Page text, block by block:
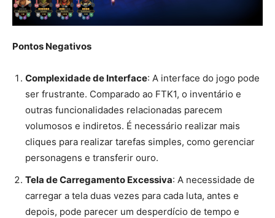
Pontos Negativos
Complexidade de Interface: A interface do jogo pode
ser frustrante. Comparado ao FTK1, o inventário e
outras funcionalidades relacionadas parecem
volumosos e indiretos. É necessário realizar mais
cliques para realizar tarefas simples, como gerenciar
personagens e transferir ouro.
Tela de Carregamento Excessiva: A necessidade de
carregar a tela duas vezes para cada luta, antes e
depois, pode parecer um desperdício de tempo e